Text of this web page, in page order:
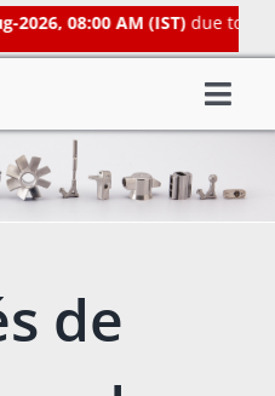
08:00 AM (IST)due to
de